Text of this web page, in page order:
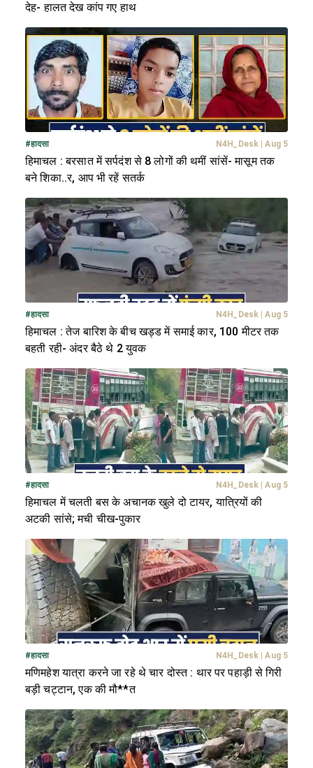
देह- हालत देख कांप गए हाथ
#हादसा N4H_Desk Aug 5
हिमाचल : बरसात में सर्पदंश से 8 लोगों की थमीं सांसें- मासूम तक
बने शिका..र, आप भी रहें सतर्क
#हादसा N4H_Desk Aug 5
हिमाचल : तेज बारिश के बीच खड्ड में समाई कार, 100 मीटर तक
बहती रही- अंदर बैठे थे 2 युवक
#हादसा N4H_Desk Aug 5
हिमाचल में चलती बस के अचानक खुले दो टायर, यात्रियों की
अटकी सांसे; मची चीख-पुकार
#हादसा N4H_Desk Aug 5
मणिमहेश यात्रा करने जा रहे थे चार दोस्त : थार पर पहाड़ी से गिरी
बड़ी चट्टान, एक की मौ**त